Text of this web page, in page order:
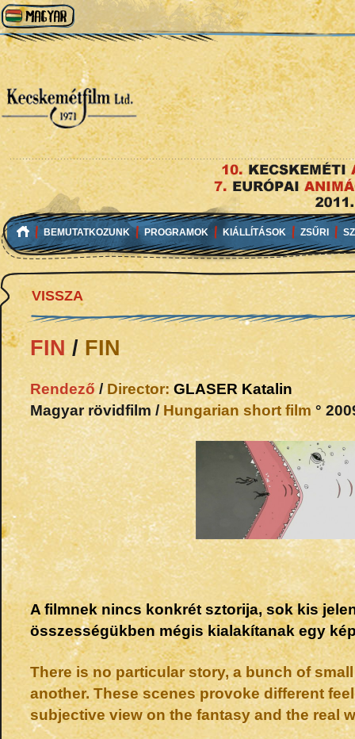
BEMUTATKOZUNK PROGRAMOK KIÁLLÍTÁSOK ZSŰRI
VISSZA
FIN / FIN
Rendező/Director:GLASER Katalin
Magyar rövidfilm / Hungarian short film°
A filmnek nincs konkrét sztorija, sok kis
összességükben mégis kialakítanak egy
There is no particular story, a bunch of
another. These scenes provoke different
subjective view on the fantasy and the real